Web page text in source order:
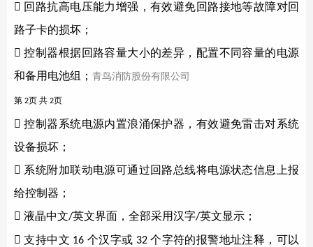
 回路抗高电压能力增强，有效避免回路接地等故障对回
路子卡的损坏；
控制器根据回路容量大小的差异，配置不同容量的电源
和备用电池组； 青鸟消防股份有限公司
第 2页 共 2页
控制器系统电源内置浪涌保护器，有效避免雷击对系统
设备损坏；
 系统附加联动电源可通过回路总线将电源状态信息上报
给控制器；
 液晶中文/英文界面，全部采用汉字/英文显示；
支持中文 16 个汉字或 32个字符的报警地址注释，可以